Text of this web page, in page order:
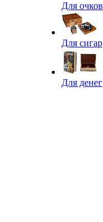
Для очков
Для сигар
Для денег